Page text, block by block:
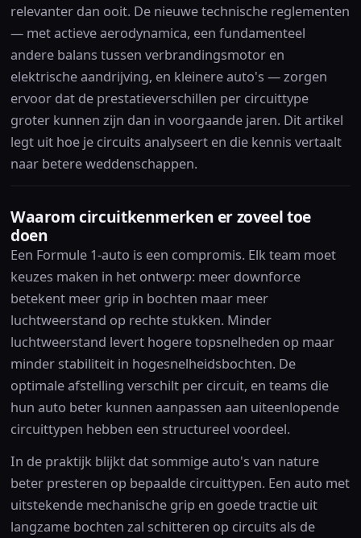
relevanter dan ooit. De nieuwe technische reglementen
— met actieve aerodynamica, een fundamenteel
andere balans tussen verbrandingsmotor en
elektrische aandrijving, en kleinere auto's — zorgen
ervoor dat de prestatieverschillen per circuittype
groter kunnen zijn dan in voorgaande jaren. Dit artikel
legt uit hoe je circuits analyseert en die kennis vertaalt
naar betere weddenschappen.
Waarom circuitkenmerken er zoveel toe
doen
Een Formule 1-auto is een compromis. Elk team moet
keuzes maken in het ontwerp: meer downforce
betekent meer grip in bochten maar meer
luchtweerstand op rechte stukken. Minder
luchtweerstand levert hogere topsnelheden op maar
minder stabiliteit in hogesnelheidsbochten. De
optimale afstelling verschilt per circuit, en teams die
hun auto beter kunnen aanpassen aan uiteenlopende
circuittypen hebben een structureel voordeel.
In de praktijk blijkt dat sommige auto's van nature
beter presteren op bepaalde circuittypen. Een auto met
uitstekende mechanische grip en goede tractie uit
langzame bochten zal schitteren op circuits als de